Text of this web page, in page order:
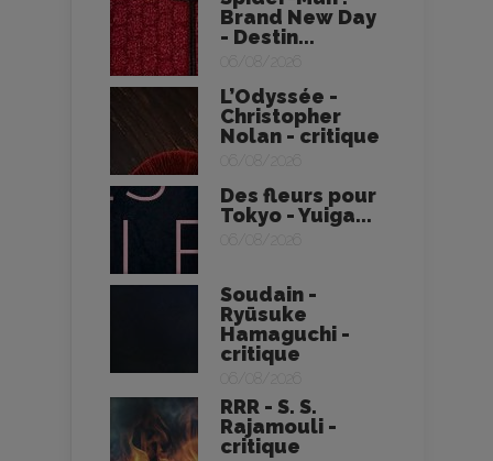
Brand New Day
- Destin...
06/08/2026
L’Odyssée -
Christopher
Nolan - critique
06/08/2026
Des fleurs pour
Tokyo - Yuiga...
06/08/2026
Soudain -
Ryūsuke
Hamaguchi -
critique
06/08/2026
RRR - S. S.
Rajamouli -
critique